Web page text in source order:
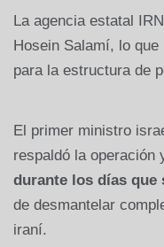
La agencia estatal
Hosein Salamí, lo
para la estructura de
El primer ministro
respaldó la operación
durante los días que
de desmantelar
iraní.